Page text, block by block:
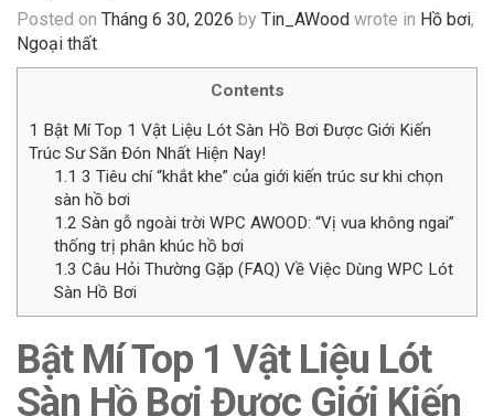
Posted on Tháng 6 30, 2026 by Tin_AWood wrote in Hồ bơi,
Ngoại thất.
Contents
1 Bật Mí Top 1 Vật Liệu Lót Sàn Hồ Bơi Được Giới Kiến
Trúc Sư Săn Đón Nhất Hiện Nay!
1.1 3 Tiêu chí “khắt khe” của giới kiến trúc sư khi chọn
sàn hồ bơi
1.2 Sàn gỗ ngoài trời WPC AWOOD: “Vị vua không ngai”
thống trị phân khúc hồ bơi
1.3 Câu Hỏi Thường Gặp (FAQ) Về Việc Dùng WPC Lót
Sàn Hồ Bơi
Bật Mí Top 1 Vật Liệu Lót
Sàn Hồ Bơi Được Giới Kiến